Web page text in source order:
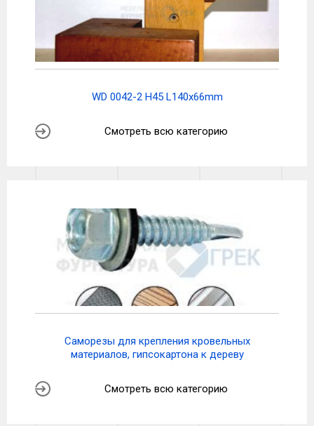
WD 0042-2 H45 L140x66mm
Смотреть всю категорию
Саморезы для крепления кровельных
материалов, гипсокартона к дереву
Смотреть всю категорию